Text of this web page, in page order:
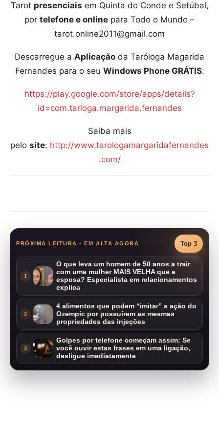
Tarot presenciais em Quinta do Conde e Setúbal,
por telefone e online para Todo o Mundo –
tarot.online2011@gmail.com
Descarregue a Aplicação da Taróloga Magarida
Fernandes para o seu Windows Phone GRÁTIS:
https://play.google.com/store/apps/details?
id=com.tarloga.margarida.fernandes
Saiba mais
pelo site: http://www.tarologamargaridafernandes
.com/
PRÓXIMA LEITURA - EM ALTA AGORA Top 3
1
O que leva um homem de 50 anos a trair
com uma mulher MAIS VELHA que a
esposa? Especialista em relacionamentos
explica
2
4 alimentos que podem “imitar” a ação do
Ozempic por possuírem as mesmas
propriedades das injeções
3
Golpes por telefone começam assim: Se
você ouvir estas frases em uma ligação,
desligue imediatamente